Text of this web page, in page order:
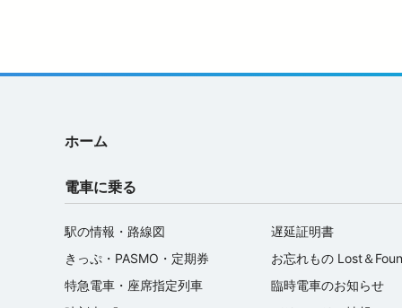
ホーム
電車に乗る
駅の情報・路線図
きっぷ・PASMO・定期券
特急電車・座席指定列車
遅延証明書
お忘れもの Lost＆
臨時電車のお知らせ